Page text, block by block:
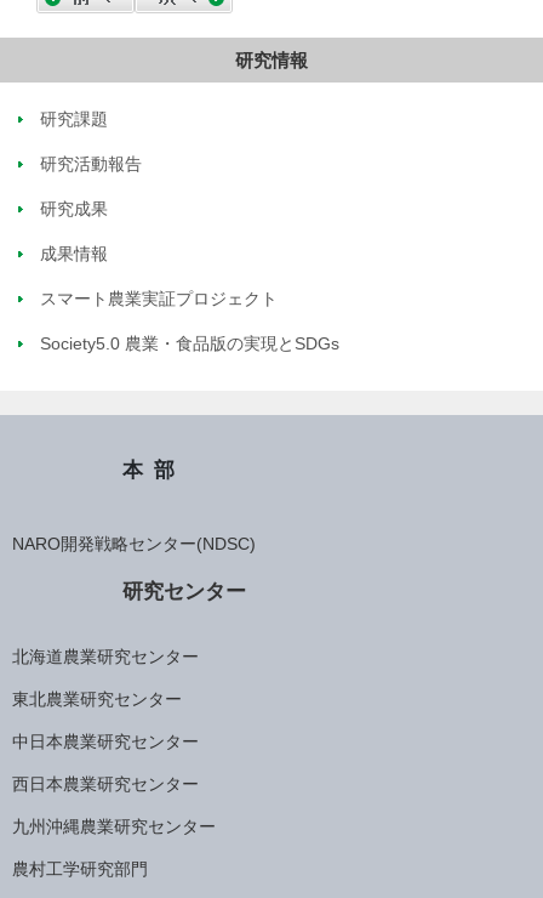
研究情報
研究課題
研究活動報告
研究成果
成果情報
スマート農業実証プロジェクト
Society5.0 農業・食品版の実現とSDGs
本部
NARO開発戦略センター(NDSC)
研究センター
北海道農業研究センター
東北農業研究センター
中日本農業研究センター
西日本農業研究センター
九州沖縄農業研究センター
農村工学研究部門